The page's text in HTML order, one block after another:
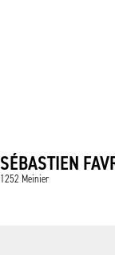
SÉBASTIEN
1252 Meinier